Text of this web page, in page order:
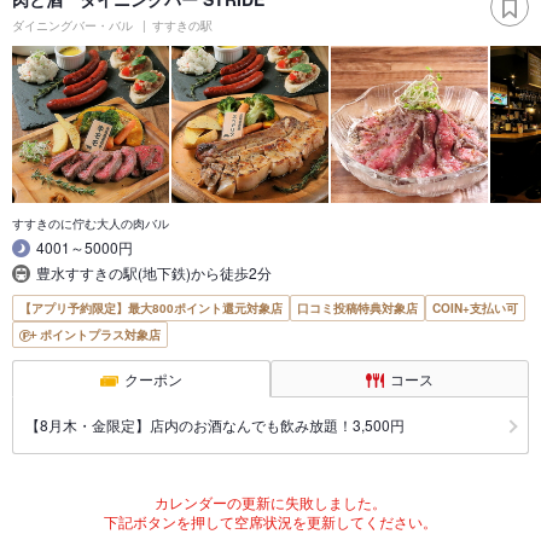
ダイニングバー・バル すすきの駅
すすきのに佇む大人の肉バル
4001～5000円
豊水すすきの駅(地下鉄)から徒歩2分
【アプリ予約限定】最大800ポイント還元対象店 口コミ投稿特典対象店
COIN+支払い可
ポイントプラス対象店
クーポン コース
【8月木・金限定】店内のお酒なんでも飲み放題！3,500円
カレンダーの更新に失敗しました。
下記ボタンを押して空席状況を更新してください。